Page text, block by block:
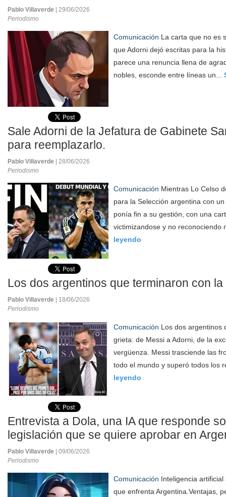
Pablo Villaverde
| 29/06/2026
Periodismo
Comunicación La carta que no es
que Adorni dejó escritas para la
parece una renuncia llena de
nobles, esconde entre líneas un...
Sale Adorni de la Jefatura de Gabinete
para reemplazarlo.
Pablo Villaverde
| 28/06/2026
Periodismo
Comunicación Mientras Lo Celso
para la Selección argentina con
ponía fin a su gestión, con una
victimizandose y no reconociendo
leyendo
Los dos argentinos que terminaron con la
Pablo Villaverde
| 18/06/2026
Periodismo
Comunicación Los dos argentinos
grieta: de Messi a Adorni, de la
vergüenza. Messi trasciende las
todo el mundo y superó todos los
leyendo
Entrevista a Dola, una IA que responde
legislación que se quiere aprobar en
Pablo Villaverde
| 09/06/2026
Periodismo
Comunicación Inteligencia
que enfrenta Argentina.Ventajas,